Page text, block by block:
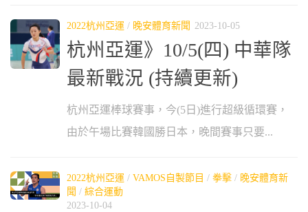
2022杭州亞運 / 晚安體育新聞 2023-10-05
杭州亞運》10/5(四) 中華隊
最新戰況 (持續更新)
杭州亞運棒球賽事，今(5日)進行超級循環賽，
由於午場比賽韓國勝日本，晚間賽事只要...
2022杭州亞運 / VAMOS自製節目 / 拳擊 / 晚安體育新
聞 / 綜合運動
2023-10-04